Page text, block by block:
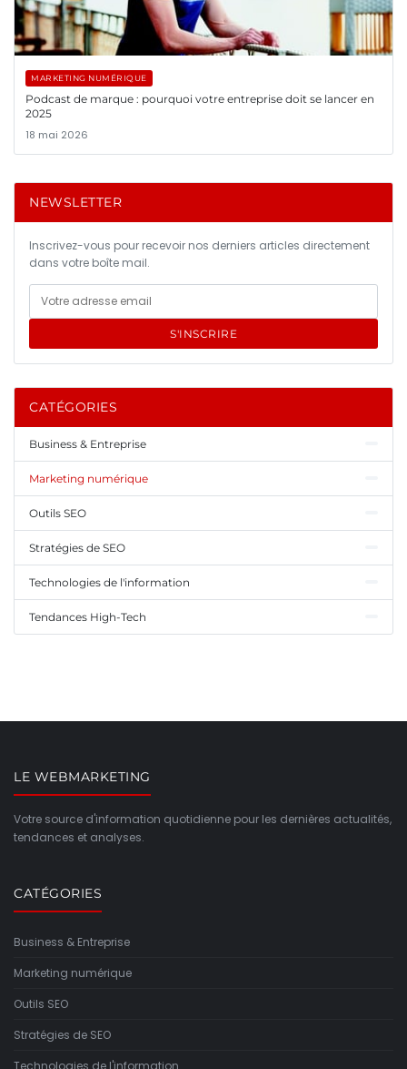
MARKETING NUMÉRIQUE
Podcast de marque : pourquoi votre entreprise doit se lancer en
2025
18 mai 2026
NEWSLETTER
Inscrivez-vous pour recevoir nos derniers articles directement
dans votre boîte mail.
S'INSCRIRE
CATÉGORIES
Business & Entreprise
Marketing numérique
Outils SEO
Stratégies de SEO
Technologies de l'information
Tendances High-Tech
LE WEBMARKETING
Votre source d'information quotidienne pour les dernières actualités,
tendances et analyses.
CATÉGORIES
Business & Entreprise
Marketing numérique
Outils SEO
Stratégies de SEO
Technologies de l'information